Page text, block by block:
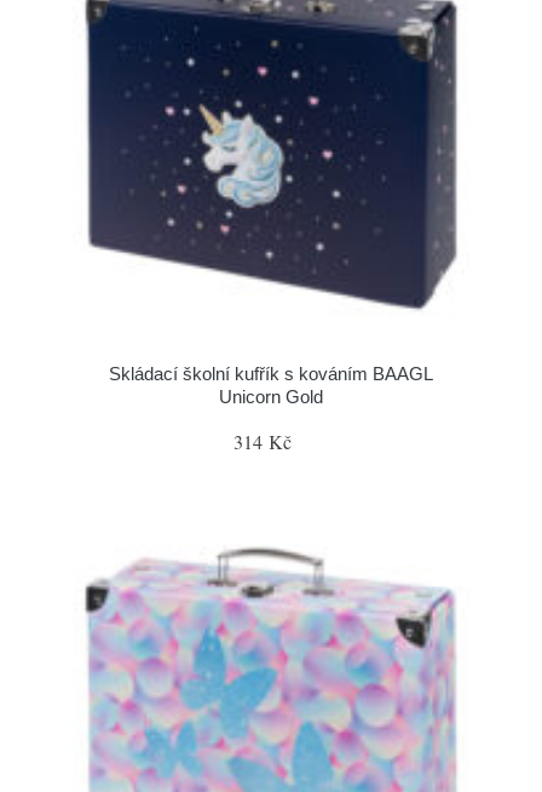
Skládací školní kufřík s kováním BAAGL
Unicorn Gold
314 Kč